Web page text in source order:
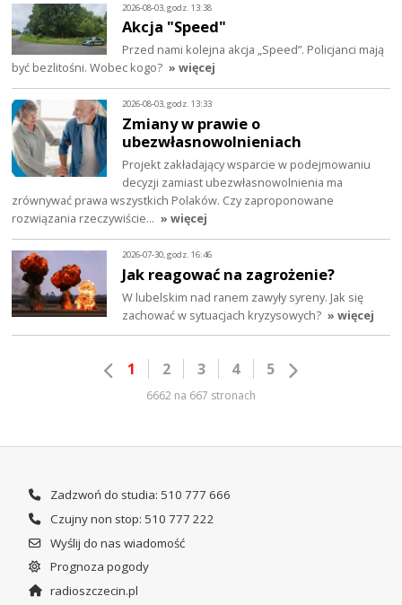
2026-08-03, godz. 13:38
Akcja "Speed"
Przed nami kolejna akcja „Speed”. Policjanci mają
być bezlitośni. Wobec kogo? » więcej
2026-08-03, godz. 13:33
Zmiany w prawie o
ubezwłasnowolnieniach
Projekt zakładający wsparcie w podejmowaniu
decyzji zamiast ubezwłasnowolnienia ma
zrównywać prawa wszystkich Polaków. Czy zaproponowane
rozwiązania rzeczywiście… » więcej
2026-07-30, godz. 16:46
Jak reagować na zagrożenie?
W lubelskim nad ranem zawyły syreny. Jak się
zachować w sytuacjach kryzysowych? » więcej
1 2 3 4 5
6662 na 667 stronach
Zadzwoń do studia: 510 777 666
Czujny non stop: 510 777 222
Wyślij do nas wiadomość
Prognoza pogody
radioszczecin.pl